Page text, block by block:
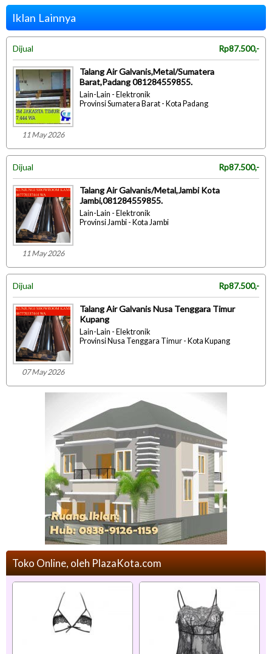
Iklan Lainnya
Dijual Rp87.500,-
11 May 2026
Talang Air Galvanis,Metal/Sumatera
Barat,Padang 081284559855.
Lain-Lain - Elektronik
Provinsi Sumatera Barat - Kota Padang
Dijual Rp87.500,-
11 May 2026
Talang Air Galvanis/Metal,Jambi Kota
Jambi,081284559855.
Lain-Lain - Elektronik
Provinsi Jambi - Kota Jambi
Dijual Rp87.500,-
07 May 2026
Talang Air Galvanis Nusa Tenggara Timur
Kupang
Lain-Lain - Elektronik
Provinsi Nusa Tenggara Timur - Kota Kupang
Toko Online, oleh PlazaKota.com